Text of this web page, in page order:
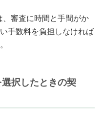
審査に時間と手間がか
手数料を負担しなければ
択したときの契